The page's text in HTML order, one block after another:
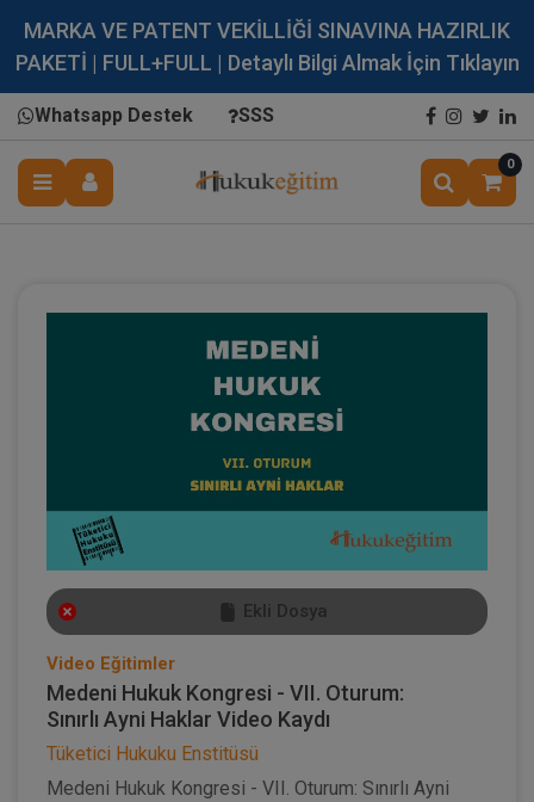
MARKA VE PATENT VEKİLLİĞİ SINAVINA HAZIRLIK
PAKETİ | FULL+FULL | Detaylı Bilgi Almak İçin Tıklayın
Whatsapp Destek SSS
0
Ekli Dosya
Video Eğitimler
Medeni Hukuk Kongresi - VII. Oturum:
Sınırlı Ayni Haklar Video Kaydı
Tüketici Hukuku Enstitüsü
Medeni Hukuk Kongresi - VII. Oturum: Sınırlı Ayni